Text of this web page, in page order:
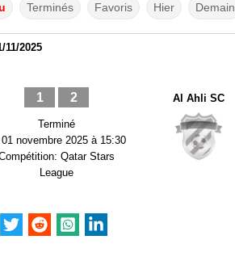
Terminés Favoris Hier Demain
2025
1 2
Terminé
01 novembre 2025 à 15:30
Qatar Stars
League
Al Ahli SC